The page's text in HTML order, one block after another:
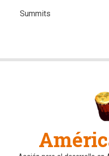
Summits